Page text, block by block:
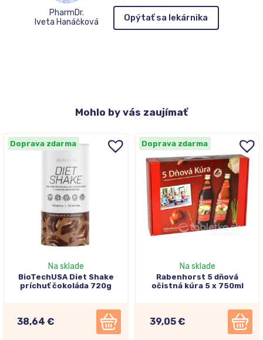
PharmDr.
Iveta Hanáčková
Opýtať sa lekárnika
Mohlo by vás zaujímať
Doprava zdarma
Na sklade
BioTechUSA Diet Shake
príchuť čokoláda 720g
38,64 €
Doprava zdarma
Na sklade
Rabenhorst 5 dňová
očistná kúra 5 x 750ml
39,05 €